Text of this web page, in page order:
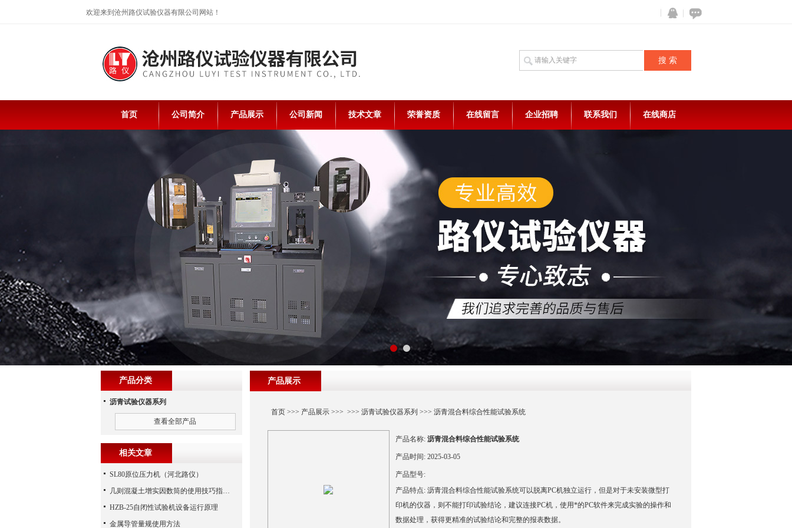
欢迎来到沧州路仪试验仪器有限公司网站！
在线咨
QQ
首页 公司简介 产品展示 公司新闻 技术文章 荣誉资质 在线留言 企业招聘 联系我们 在线商店
产品展示
首页>>> 产品展示>>> >>> 沥青试验仪器系列 >>> 沥青混合料综合性能试验系统
产品名称: 沥青混合料综合性能试验系统
产品时间: 2025-03-05
产品型号:
产品特点: 沥青混合料综合性能试验系统可以脱离PC机独立运行，但是对于未安装微型打
印机的仪器，则不能打印试验结论，建议连接PC机，使用*的PC软件来完成实验的操作和
数据处理，获得更精准的试验结论和完整的报表数据。
产品分类
沥青试验仪器系列
查看全部产品
相关文章
SL80原位压力机（河北路仪）
几则混凝土增实因数筒的使用技巧指导分享
HZB-25自闭性试验机设备运行原理
金属导管量规使用方法